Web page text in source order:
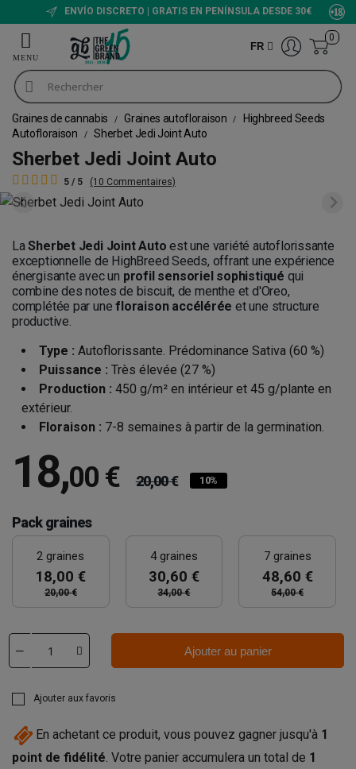
ENVÍO DISCRETO | GRATIS EN PENÍNSULA DESDE 30€
FR
0
Graines de cannabis Graines autofloraison
Highbreed Seeds
Autofloraison
Sherbet Jedi Joint Auto
Sherbet Jedi Joint Auto
5 / 5 (10 Commentaires)
LaSherbet Jedi Joint Auto est une variété autoflorissante
exceptionnelle de HighBreed Seeds, offrant une expérience
énergisante avec un profil sensoriel sophistiqué qui
combine des notes de biscuit, de menthe et d'Oreo,
complétée par unefloraison accélérée et une structure
productive.
Type : Autoflorissante. Prédominance Sativa (60 %)
Puissance : Très élevée (27 %)
Production : 450 g/m² en intérieur et 45 g/plante en
extérieur.
Floraison : 7-8 semaines à partir de la germination.
18,00 € 20,00 € 10%
Pack graines
2 graines
18,00 €
20,00 €
4 graines
30,60 €
34,00 €
7 graines
48,60 €
54,00 €
Ajouter au panier
Ajouter aux favoris
En achetant ce produit, vous pouvez gagner jusqu'à 1
point de fidélité. Votre panier accumulera un total de 1